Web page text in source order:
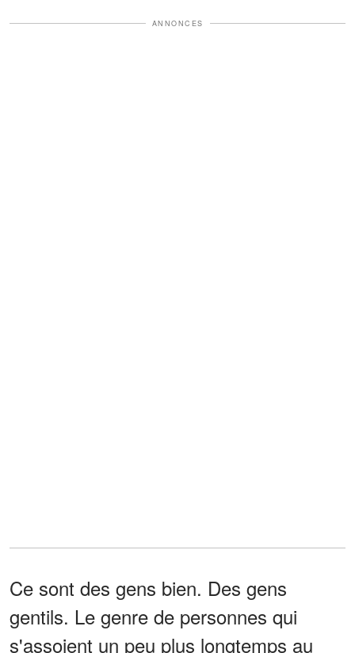
ANNONCES
Ce sont des gens bien. Des gens
gentils. Le genre de personnes qui
s'assoient un peu plus longtemps au